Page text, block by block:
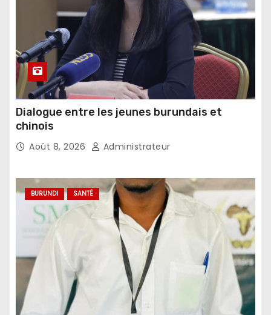
Dialogue entre les jeunes burundais et
chinois
Août 8, 2026 Administrateur
BURUNDI SANTÉ